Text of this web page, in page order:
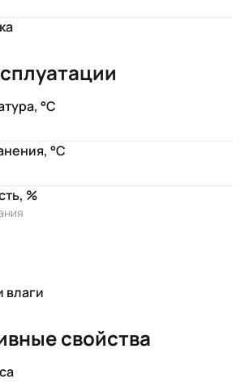
°C
°C
%
влаги
свойства